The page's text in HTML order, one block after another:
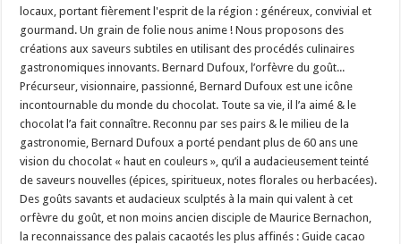
locaux, portant fièrement l'esprit de la région : généreux, convivial et
gourmand. Un grain de folie nous anime ! Nous proposons des
créations aux saveurs subtiles en utilisant des procédés culinaires
gastronomiques innovants. Bernard Dufoux, l’orfèvre du goût...
Précurseur, visionnaire, passionné, Bernard Dufoux est une icône
incontournable du monde du chocolat. Toute sa vie, il l’a aimé & le
chocolat l’a fait connaître. Reconnu par ses pairs & le milieu de la
gastronomie, Bernard Dufoux a porté pendant plus de 60 ans une
vision du chocolat « haut en couleurs », qu’il a audacieusement teinté
de saveurs nouvelles (épices, spiritueux, notes florales ou herbacées).
Des goûts savants et audacieux sculptés à la main qui valent à cet
orfèvre du goût, et non moins ancien disciple de Maurice Bernachon,
la reconnaissance des palais cacaotés les plus affinés : Guide cacao